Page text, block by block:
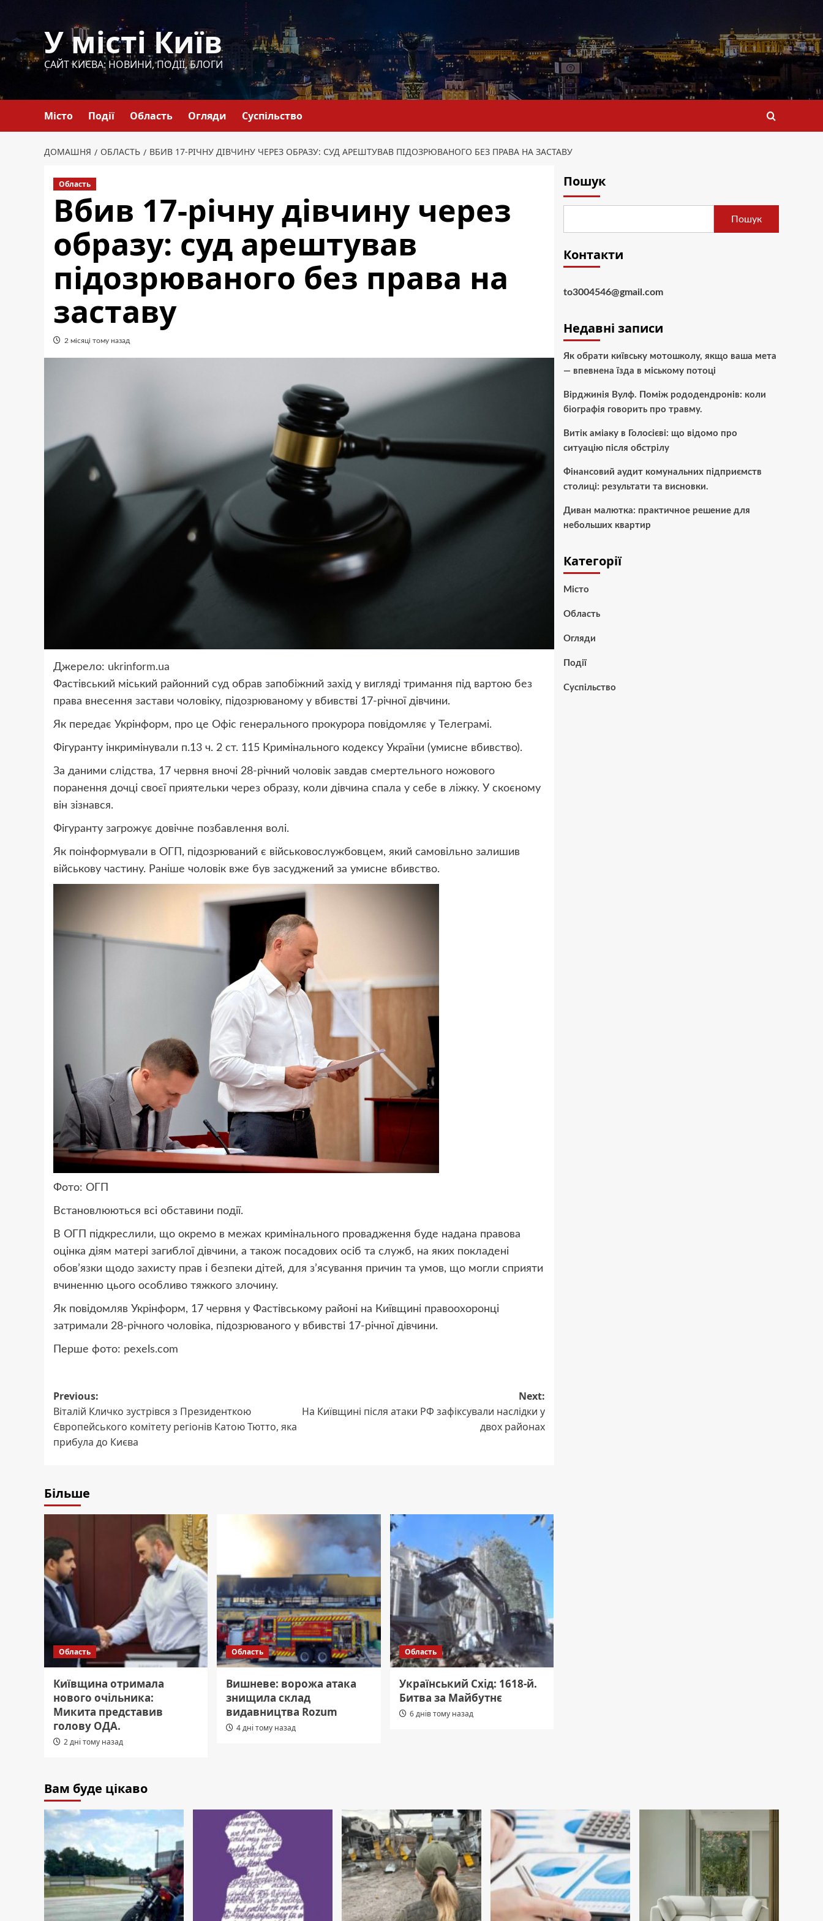
вмісту
У місті Київ
САЙТ КИЄВА: НОВИНИ, ПОДІЇ, БЛОГИ
Місто Події Область Огляди Суспільство
ДОМАШНЯ ОБЛАСТЬ ВБИВ 17-РІЧНУ ДІВЧИНУ ЧЕРЕЗ ОБРАЗУ: СУД АРЕШТУВАВ ПІДОЗРЮВАНОГО БЕЗ ПРАВА НА ЗАСТАВУ
Область
Вбив 17-річну дівчину через
образу: суд арештував
підозрюваного без права на
заставу
2 місяці тому назад
Джерело: ukrinform.ua
Фастівський міський районний суд обрав запобіжний захід у вигляді тримання під вартою без
права внесення застави чоловіку, підозрюваному у вбивстві 17-річної дівчини.
Як передає Укрінформ, про це Офіс генерального прокурора повідомляє у Телеграмі.
Фігуранту інкримінували п.13 ч. 2 ст. 115 Кримінального кодексу України (умисне вбивство).
За даними слідства, 17 червня вночі 28-річний чоловік завдав смертельного ножового
поранення дочці своєї приятельки через образу, коли дівчина спала у себе в ліжку. У скоєному
він зізнався.
Фігуранту загрожує довічне позбавлення волі.
Як поінформували в ОГП, підозрюваний є військовослужбовцем, який самовільно залишив
військову частину. Раніше чоловік вже був засуджений за умисне вбивство.
Фото: ОГП
Встановлюються всі обставини події.
В ОГП підкреслили, що окремо в межах кримінального провадження буде надана правова
оцінка діям матері загиблої дівчини, а також посадових осіб та служб, на яких покладені
обов’язки щодо захисту прав і безпеки дітей, для з’ясування причин та умов, що могли сприяти
вчиненню цього особливо тяжкого злочину.
Як повідомляв Укрінформ, 17 червня у Фастівському районі на Київщині правоохоронці
затримали 28-річного чоловіка, підозрюваного у вбивстві 17-річної дівчини.
Перше фото: pexels.com
Post
navigation
Previous:
Віталій Кличко зустрівся з Президенткою
Європейського комітету регіонів Катою Тютто, яка
прибула до Києва
Next:
На Київщині після атаки РФ зафіксували наслідки у
двох районах
Більше
Область
Київщина отримала
нового очільника:
Микита представив
голову ОДА.
2 дні тому назад
Область
Вишневе: ворожа атака
знищила склад
видавництва Rozum
4 дні тому назад
Область
Український Схід: 1618-й.
Битва за Майбутнє
6 днів тому назад
Пошук
Пошук
Контакти
to3004546@gmail.com
Недавні записи
Як обрати київську мотошколу, якщо ваша мета
— впевнена їзда в міському потоці
Вірджинія Вулф. Поміж рододендронів: коли
біографія говорить про травму.
Витік аміаку в Голосієві: що відомо про
ситуацію після обстрілу
Фінансовий аудит комунальних підприємств
столиці: результати та висновки.
Диван малютка: практичное решение для
небольших квартир
Категорії
Місто
Область
Огляди
Події
Суспільство
Вам буде цікаво